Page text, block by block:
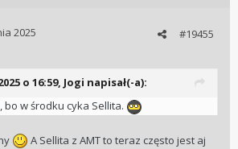
#19455
2025
o 16:59, Jogi napisał(-a):
bo w środku cyka Sellita.
A Sellita z AMT to teraz często jest aj